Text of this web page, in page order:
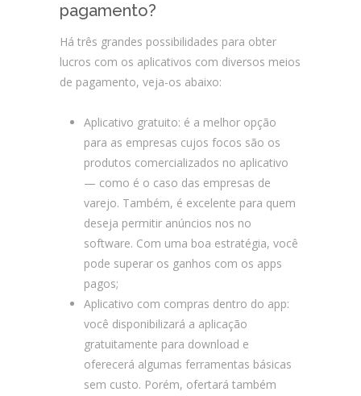
pagamento?
Há três grandes possibilidades para obter
lucros com os aplicativos com diversos meios
de pagamento, veja-os abaixo:
Aplicativo gratuito: é a melhor opção
para as empresas cujos focos são os
produtos comercializados no aplicativo
— como é o caso das empresas de
varejo. Também, é excelente para quem
deseja permitir anúncios nos no
software. Com uma boa estratégia, você
pode superar os ganhos com os apps
pagos;
Aplicativo com compras dentro do app:
você disponibilizará a aplicação
gratuitamente para download e
oferecerá algumas ferramentas básicas
sem custo. Porém, ofertará também